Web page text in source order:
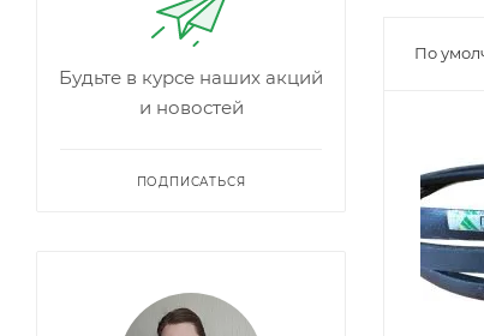
По
Будьте в курсе наших акций
и новостей
ПОДПИСАТЬСЯ